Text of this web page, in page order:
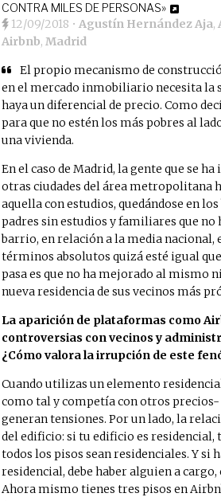
CONTRA MILES DE PERSONAS»
12/09/2018 •Agustín Hernández Aja,
Airbnb,Madrid
El propio mecanismo de
en el mercado inmobiliario necesita la
haya un diferencial de precio. Como
para que no estén los más pobres al
una vivienda.
En el caso de Madrid, la gente que se ha
otras ciudades del área metropolitana
aquella con estudios, quedándose en
padres sin estudios y familiares que no
barrio, en relación a la media nacional,
términos absolutos quizá esté igual que
pasa es que no ha mejorado al mismo
nueva residencia de sus vecinos más
La aparición de plataformas como
controversias con vecinos y
¿Cómo valora la irrupción de este
Cuando utilizas un elemento
como tal y competía con otros
generan tensiones. Por un lado, la
del edificio: si tu edificio es residencial,
todos los pisos sean residenciales. Y si
residencial, debe haber alguien a
Ahora mismo tienes tres pisos en